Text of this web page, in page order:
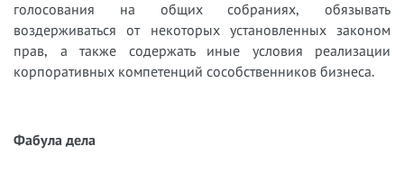
голосования на общих собраниях, обязывать
воздерживаться от некоторых установленных законом
прав, а также содержать иные условия реализации
корпоративных компетенций сособственников бизнеса.
Фабула дела